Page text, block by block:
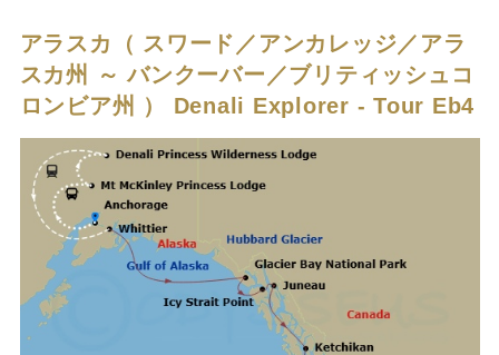
アラスカ（ スワード／アンカレッジ／アラ
スカ州 ～ バンクーバー／ブリティッシュコ
ロンビア州 ） Denali Explorer - Tour Eb4